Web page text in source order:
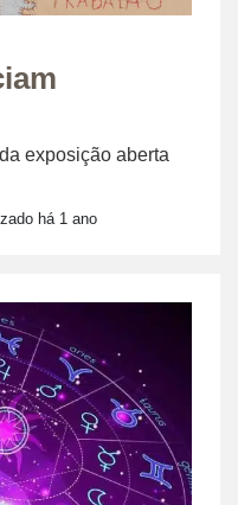
exposição aberta
há 1 ano